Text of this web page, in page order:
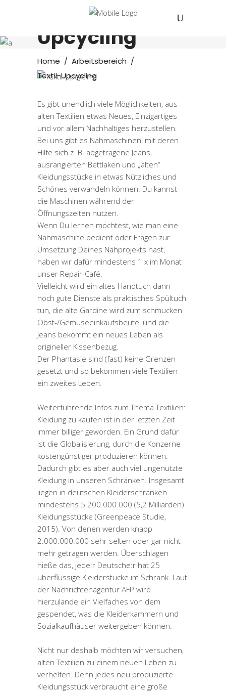
Textil-
Upcycling
Home / Arbeitsbereich /
Textil-Upcycling
Es gibt unendlich viele Möglichkeiten, aus
alten Textilien etwas Neues, Einzigartiges
und vor allem Nachhaltiges herzustellen.
Bei uns gibt es Nähmaschinen, mit deren
Hilfe sich z. B. abgetragene Jeans,
ausrangierten Bettlaken und „alten“
Kleidungsstücke in etwas Nützliches und
Schönes verwandeln können. Du kannst
die Maschinen während der
Öffnungszeiten nutzen.
Wenn Du lernen möchtest, wie man eine
Nähmaschine bedient oder Fragen zur
Umsetzung Deines Nähprojekts hast,
haben wir dafür mindestens 1 x im Monat
unser Repair-Café.
Vielleicht wird ein altes Handtuch dann
noch gute Dienste als praktisches Spültuch
tun, die alte Gardine wird zum schmucken
Obst-/Gemüseeinkaufsbeutel und die
Jeans bekommt ein neues Leben als
origineller Kissenbezug.
Der Phantasie sind (fast) keine Grenzen
gesetzt und so bekommen viele Textilien
ein zweites Leben.
Weiterführende Infos zum Thema Textilien:
Kleidung zu kaufen ist in der letzten Zeit
immer billiger geworden. Ein Grund dafür
ist die Globalisierung, durch die Konzerne
kostengünstiger produzieren können.
Dadurch gibt es aber auch viel ungenutzte
Kleidung in unseren Schränken. Insgesamt
liegen in deutschen Kleiderschränken
mindestens 5.200.000.000 (5,2 Milliarden)
Kleidungsstücke (Greenpeace Studie,
2015). Von denen werden knapp
2.000.000.000 sehr selten oder gar nicht
mehr getragen werden. Überschlagen
hieße das, jede:r Deutsche:r hat 25
überflüssige Kleiderstücke im Schrank. Laut
der Nachrichtenagentur AFP wird
hierzulande ein Vielfaches von dem
gespendet, was die Kleiderkammern und
Sozialkaufhäuser weitergeben können.
Nicht nur deshalb möchten wir versuchen,
alten Textilien zu einem neuen Leben zu
verhelfen. Denn jedes neu produzierte
Kleidungsstück verbraucht eine große